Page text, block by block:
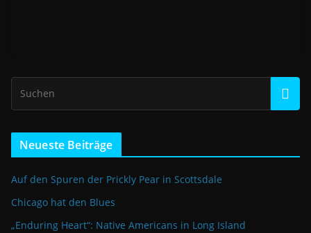
Neueste Beiträge
Auf den Spuren der Prickly Pear in Scottsdale
Chicago hat den Blues
„Enduring Heart“: Native Americans in Long Island